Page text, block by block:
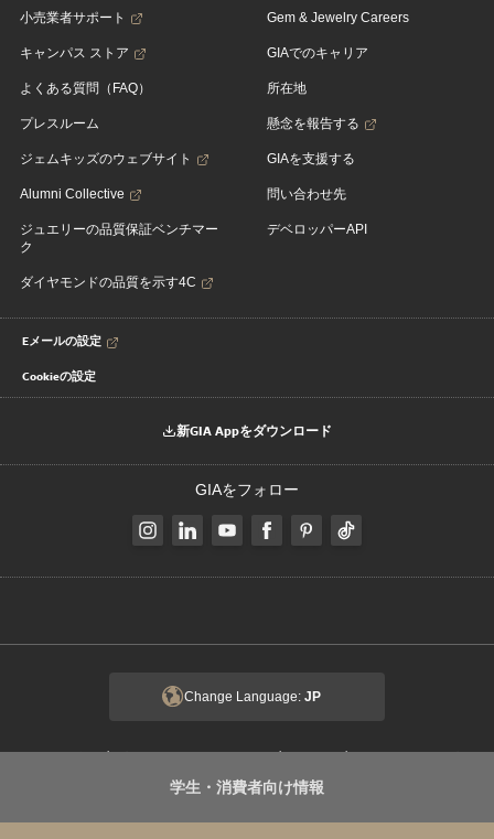
小売業者サポート
キャンパス ストア
よくある質問（FAQ）
プレスルーム
ジェムキッズのウェブサイト
Alumni Collective
ジュエリーの品質保証ベンチマー
ク
ダイヤモンドの品質を示す4C
Gem & Jewelry Careers
GIAでのキャリア
所在地
懸念を報告する
GIAを支援する
問い合わせ先
デベロッパーAPI
Eメールの設定
Cookieの設定
新GIA Appをダウンロード
GIAをフォロー
Change Language: JP
| | |
|倫理およびコンプライアンス
学生・消費者向け情報